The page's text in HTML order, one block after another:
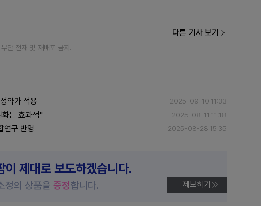
다른 기사 보기
전재 및 재배포 금지.
약가 적용 2025-09-10 11:33
는 효과적" 2025-08-11 11:18
연구 반영 2025-08-28 15:35
이 제대로 보도하겠습니다.
정의 상품을 증정합니다. 제보하기